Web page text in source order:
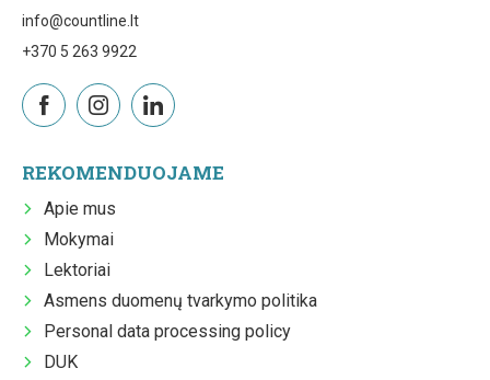
info@countline.lt
+370 5 263 9922
REKOMENDUOJAME
Apie mus
Mokymai
Lektoriai
Asmens duomenų tvarkymo politika
Personal data processing policy
DUK